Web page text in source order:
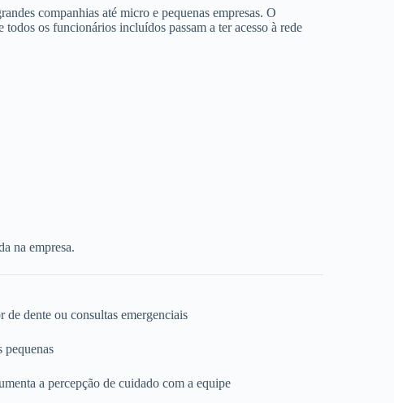
companhias até micro e pequenas empresas. O
os funcionários incluídos passam a ter acesso à rede
na empresa.
de dente ou consultas emergenciais
pequenas
a percepção de cuidado com a equipe